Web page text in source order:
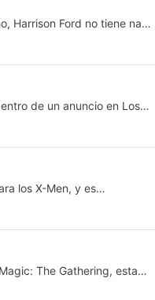
Harrison Ford no tiene nada
de un anuncio en Los
saben qué película está
los X-Men, y es
The Gathering, esta